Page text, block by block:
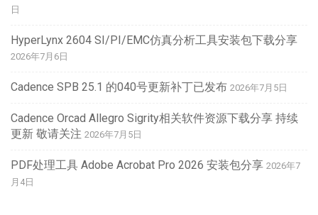
日
HyperLynx 2604 SI/PI/EMC仿真分析工具安装包下载分享
2026年7月6日
Cadence SPB 25.1 的040号更新补丁已发布 2026年7月5日
Cadence Orcad Allegro Sigrity相关软件资源下载分享 持续
更新 敬请关注 2026年7月5日
PDF处理工具 Adobe Acrobat Pro 2026 安装包分享 2026年7
月4日